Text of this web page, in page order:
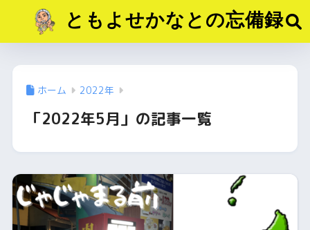
ともよせかなとの忘備録
ホーム 2022年
「2022年5月」の記事一覧